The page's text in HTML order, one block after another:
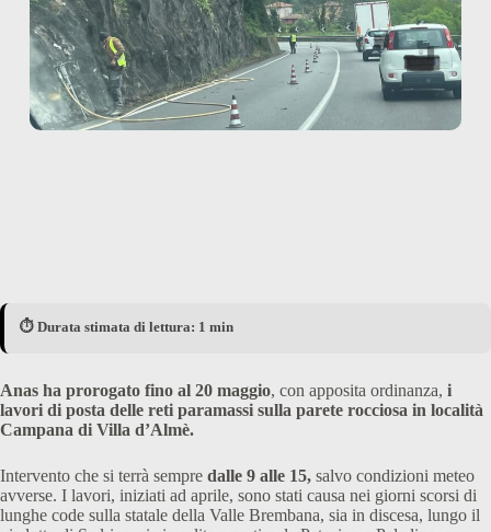
⏱️ Durata stimata di lettura: 1 min
Anas ha prorogato fino al 20 maggio, con apposita ordinanza, i
lavori di posta delle reti paramassi sulla parete rocciosa in località
Campana di Villa d’Almè.
Intervento che si terrà sempre dalle 9 alle 15, salvo condizioni meteo
avverse. I lavori, iniziati ad aprile, sono stati causa nei giorni scorsi di
lunghe code sulla statale della Valle Brembana, sia in discesa, lungo il